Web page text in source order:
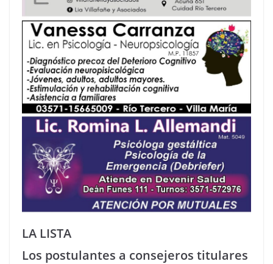
LA LISTA
Los postulantes a consejeros titulares